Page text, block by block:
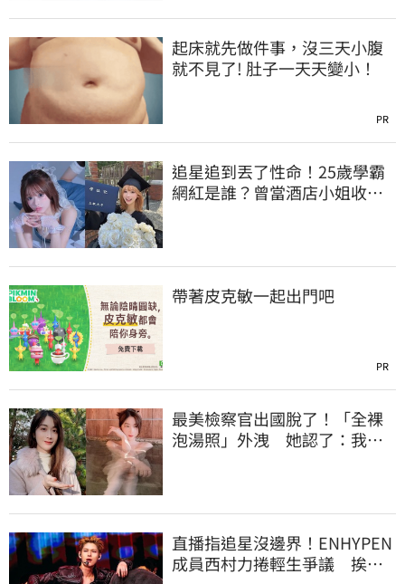
起床就先做件事，沒三天小腹
就不見了! 肚子一天天變小！
PR
追星追到丟了性命！25歲學霸
網紅是誰？曾當酒店小姐收入
帶著皮克敏一起出門吧
PR
最美檢察官出國脫了！「全裸
泡湯照」外洩 她認了：我一
直播指追星沒邊界！ENHYPEN
成員西村力捲輕生爭議 挨